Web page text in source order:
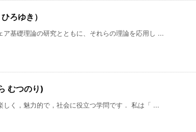
ろゆき）
基礎理論の研究とともに、それらの理論を応用し ...
むつのり)
く，魅力的で，社会に役立つ学問です． 私は「 ...